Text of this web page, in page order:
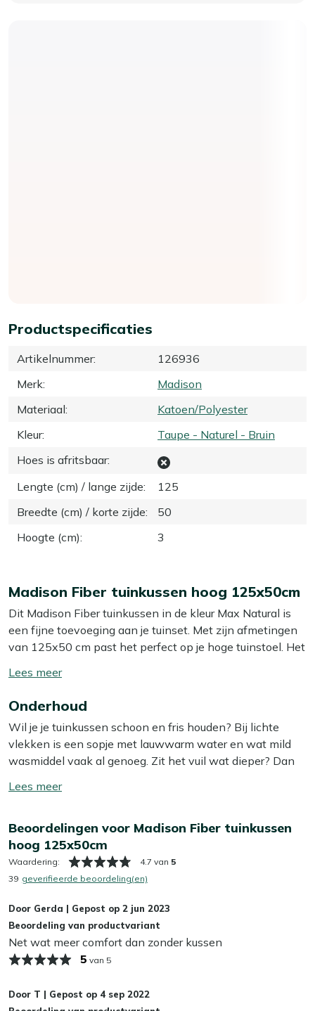
Productspecificaties
Artikelnummer:
126936
Merk:
Madison
Materiaal:
Katoen/Polyester
Kleur:
Taupe - Naturel - Bruin
Hoes is afritsbaar:
Lengte (cm) / lange zijde:
125
Breedte (cm) / korte zijde:
50
Hoogte (cm): 3
Madison Fiber tuinkussen hoog 125x50cm
Dit Madison Fiber tuinkussen in de kleur Max Natural is
een fijne toevoeging aan je tuinset. Met zijn afmetingen
van 125x50 cm past het perfect op je hoge tuinstoel. Het
zachte fiber vulling. De natuurlijke tint van het kussen
vormen het rug- en zitkussen één geheel. Dit kussen is
perfect voor ligbedden met een zacht liggedeelte.
Bekijk meer Tuinkussens
Bekijk meer Dunne tuinkussens (textileen stoelen)
Toon/verberg
meer
Onderhoud
Wil je je tuinkussen schoon en fris houden? Bij lichte
vlekken is een sopje met lauwwarm water en wat mild
wasmiddel vaak al genoeg. Zit het vuil wat dieper? Dan
hardnekkige vlekken los te krijgen zonder de stof aan te
schaduw laat opdrogen, zo voorkom je dat de kleur
terugloopt.
Wil je het jezelf nog makkelijker maken? Dan is het slim
Kees Smit Textiel & Rope beschermer. Deze maakt je
kussens water- en vuilafstotend, zodat ze langer schoon
blijven. Dat bespaart je weer schoonmaakwerk!
laten liggen?
Toon/verberg
Beoordelingen voor Madison Fiber tuinkussen
hoog 125x50cm
Waardering: 4.7 van 5
39 geverifieerde beoordeling(en)
Door Gerda | Gepost op 2 jun 2023
Beoordeling van productvariant
Net wat meer comfort dan zonder kussen
5 van 5
Door T | Gepost op 4 sep 2022